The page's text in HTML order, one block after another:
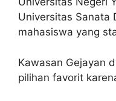
Universitas Sanata
mahasiswa yang
Kawasan Gejayan
pilihan favorit